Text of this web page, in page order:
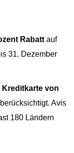
Rabatt auf
31. Dezember
Kreditkarte von
Avis
180 Ländern